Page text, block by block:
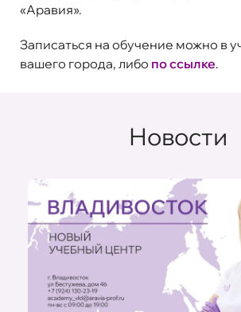
«Аравия».
Записаться на обучение можно в
вашего города, либо по ссылке.
Новости